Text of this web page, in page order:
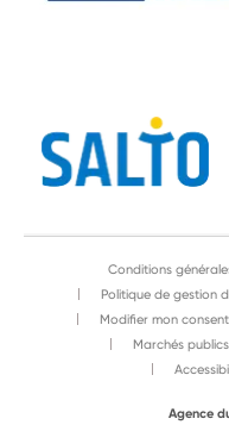
Conditions
Politique de gestion
Modifier mon
Marchés publics
Agence